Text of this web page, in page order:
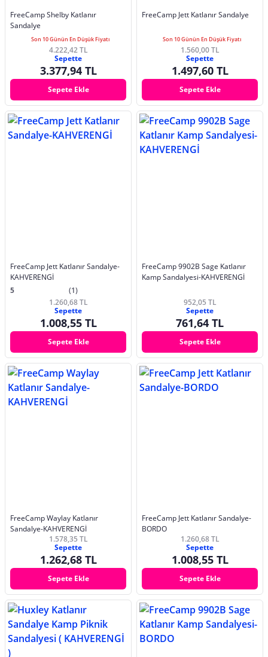
FreeCamp Shelby Katlanır
Sandalye
Son 10 Günün En Düşük Fiyatı
4.222,42 TL
Sepette
3.377,94 TL
Sepete Ekle
FreeCamp Jett Katlanır Sandalye
Son 10 Günün En Düşük Fiyatı
1.560,00 TL
Sepette
1.497,60 TL
Sepete Ekle
FreeCamp Jett Katlanır Sandalye-
KAHVERENGİ
5
(1)
1.260,68 TL
Sepette
1.008,55 TL
Sepete Ekle
FreeCamp 9902B Sage Katlanır
Kamp Sandalyesi-KAHVERENGİ
952,05 TL
Sepette
761,64 TL
Sepete Ekle
FreeCamp Waylay Katlanır
Sandalye-KAHVERENGİ
1.578,35 TL
Sepette
1.262,68 TL
Sepete Ekle
FreeCamp Jett Katlanır Sandalye-
BORDO
1.260,68 TL
Sepette
1.008,55 TL
Sepete Ekle